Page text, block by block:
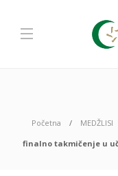
Početna MEDŽLISI
finalno takmičenje u